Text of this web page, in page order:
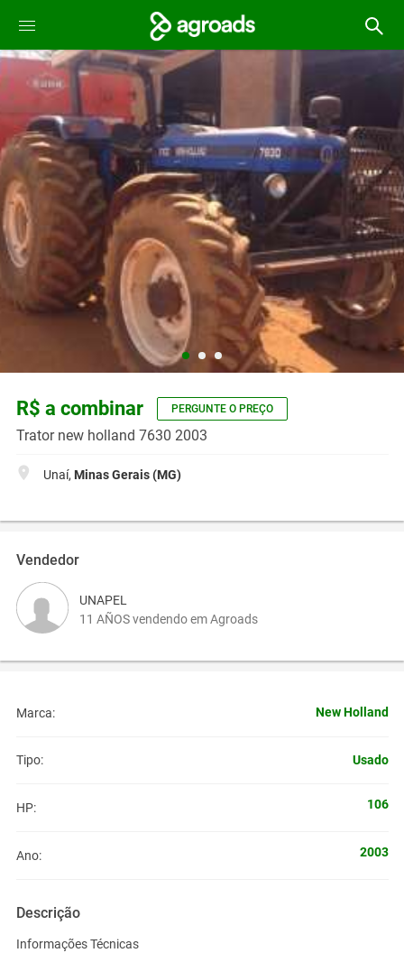
R$ a combinar PERGUNTE O PREÇO
Trator new holland 7630 2003
Unaí, Minas Gerais (MG)
Vendedor
UNAPEL
11 AÑOS vendendo em Agroads
Marca: New Holland
Tipo: Usado
HP: 106
Ano: 2003
Descrição
Informações Técnicas